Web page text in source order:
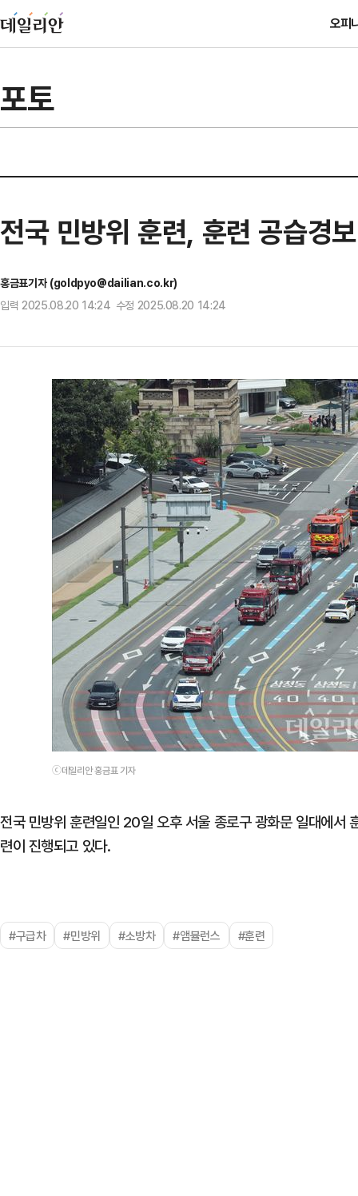
오피
포토
전국 민방위 훈련, 훈련 공습경
홍금표기자 (goldpyo@dailian.co.kr)
입력 2025.08.20 14:24 수정 2025.08.20 14:24
ⓒ데일리안 홍금표 기자
전국 민방위 훈련일인 20일 오후 서울 종로구 광화문 일대에서
련이 진행되고 있다.
#구급차 #민방위 #소방차 #앰뷸런스 #훈련